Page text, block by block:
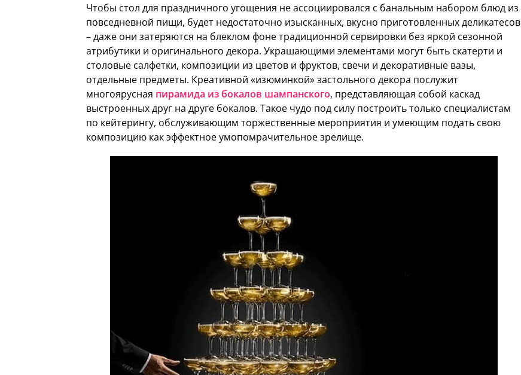
Чтобы стол для праздничного угощения не ассоциировался с банальным набором блюд из
повседневной пищи, будет недостаточно изысканных, вкусно приготовленных деликатесов
– даже они затеряются на блеклом фоне традиционной сервировки без яркой сезонной
атрибутики и оригинального декора. Украшающими элементами могут быть скатерти и
столовые салфетки, композиции из цветов и фруктов, свечи и декоративные вазы,
отдельные предметы. Креативной «изюминкой» застольного декора послужит
многоярусная пирамида из бокалов шампанского, представляющая собой каскад
выстроенных друг на друге бокалов. Такое чудо под силу построить только специалистам
по кейтерингу, обслуживающим торжественные мероприятия и умеющим подать свою
композицию как эффектное умопомрачительное зрелище.